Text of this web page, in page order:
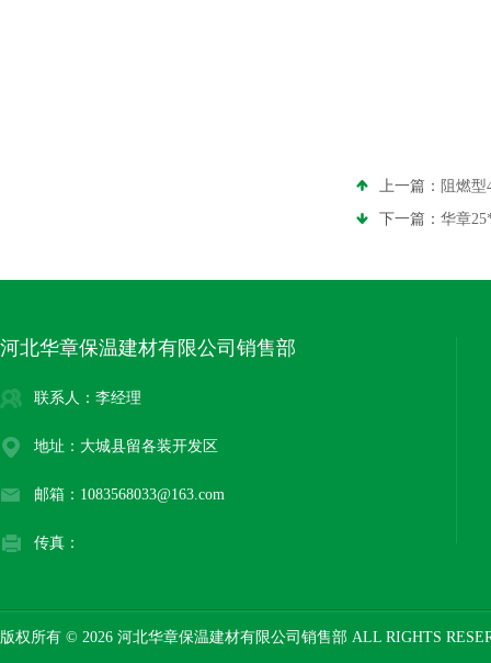
上一篇： 阻燃型
下一篇： 华章
河北华章保温建材有限公司销售部
联系人：李经理
地址：大城县留各装开发区
邮箱：1083568033@163.com
传真：
版权所有 © 2026 河北华章保温建材有限公司销售部 ALL RIGHTS